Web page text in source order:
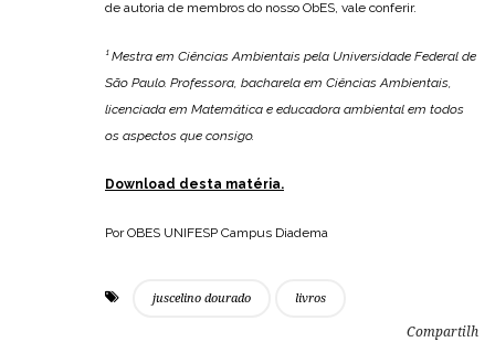
de autoria de membros do nosso ObES, vale conferir.
¹ Mestra em Ciências Ambientais pela Universidade Federal de
São Paulo. Professora, bacharela em Ciências Ambientais,
licenciada em Matemática e educadora ambiental em todos
os aspectos que consigo.
Download desta matéria.
Por OBES UNIFESP Campus Diadema
juscelino dourado livros
Compartilh